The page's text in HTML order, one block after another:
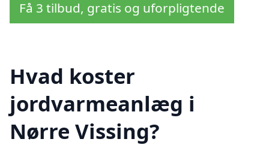
Få 3 tilbud, gratis og uforpligtende
Hvad koster
jordvarmeanlæg i
Nørre Vissing?